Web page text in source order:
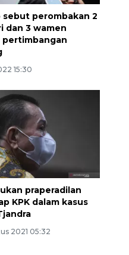
sebut perombakan 2
dan 3 wamen
pertimbangan
15:30
praperadilan
KPK dalam kasus
2021 05:32